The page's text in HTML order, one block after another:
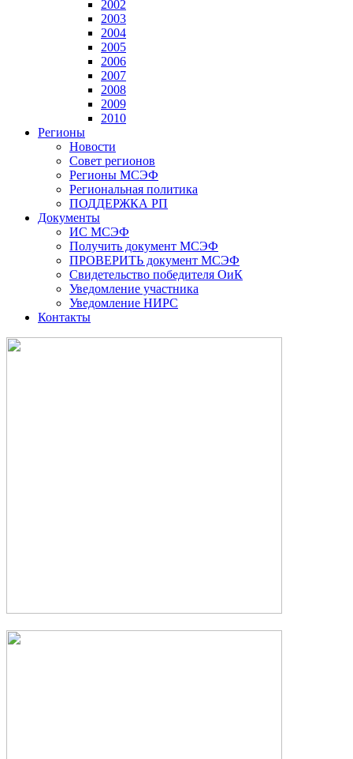
2002
2003
2004
2005
2006
2007
2008
2009
2010
Регионы
Новости
Совет регионов
Регионы МСЭФ
Региональная политика
ПОДДЕРЖКА РП
Документы
ИС МСЭФ
Получить документ МСЭФ
ПРОВЕРИТЬ документ МСЭФ
Свидетельство победителя ОиК
Уведомление участника
Уведомление НИРС
Контакты